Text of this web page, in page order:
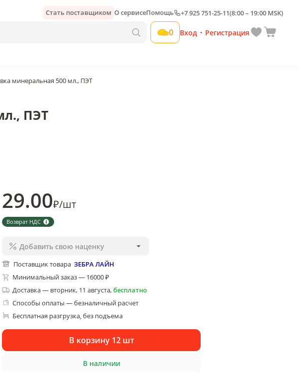
Стать поставщиком О сервисеПомощь +7 925 751-25-11(8:00 – 19:00 MSK)
0 Вход • Регистрация
минеральная 500 мл., ПЭТ
Добавить свою наценку
ПЭТ
29.00₽/шт
Возврат НДС
Добавить свою наценку
Поставщик товара ЗЕБРА ЛАЙН
Минимальный заказ — 16000 ₽
Доставка— вторник, 11 августа,бесплатно
Способы оплаты — безналичный расчет
Бесплатная разгрузка, без подъема
В корзину 12 шт
В наличии